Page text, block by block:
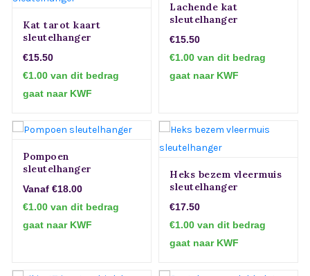
Kat tarot kaart
sleutelhanger
€15.50
€1.00 van dit bedrag
gaat naar KWF
Lachende kat
sleutelhanger
€15.50
€1.00 van dit bedrag
gaat naar KWF
Pompoen
sleutelhanger
Vanaf €18.00
€1.00 van dit bedrag
gaat naar KWF
Heks bezem vleermuis
sleutelhanger
€17.50
€1.00 van dit bedrag
gaat naar KWF